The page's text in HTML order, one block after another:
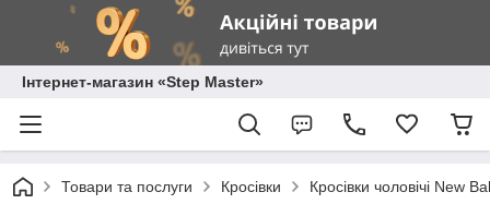
Інтернет-магазин «Step Master»
Товари та послуги Кросівки Кросівки чоловічі New